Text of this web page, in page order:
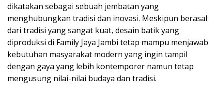
dikatakan sebagai sebuah jembatan yang
menghubungkan tradisi dan inovasi. Meskipun berasal
dari tradisi yang sangat kuat, desain batik yang
diproduksi di Family Jaya Jambi tetap mampu menjawab
kebutuhan masyarakat modern yang ingin tampil
dengan gaya yang lebih kontemporer namun tetap
mengusung nilai-nilai budaya dan tradisi.